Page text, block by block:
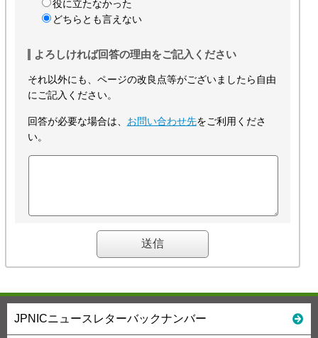
役に立たなかった
どちらとも言えない
よろしければ回答の理由をご記入ください
それ以外にも、ページの改良点等がございましたら自由
にご記入ください。
回答が必要な場合は、 お問い合わせ先をご利用くださ
い。
JPNICニュースレターバックナンバー